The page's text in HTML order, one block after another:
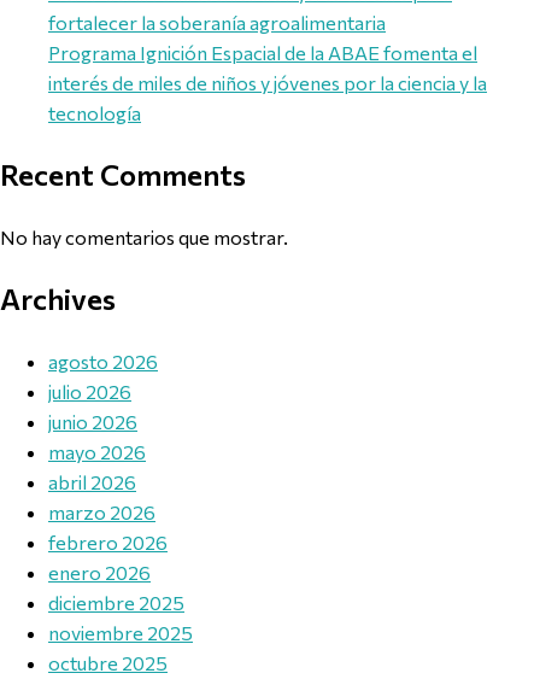
fortalecer la soberanía agroalimentaria
Programa Ignición Espacial de la ABAE fomenta el
interés de miles de niños y jóvenes por la ciencia y la
tecnología
Recent Comments
No hay comentarios que mostrar.
Archives
agosto 2026
julio 2026
junio 2026
mayo 2026
abril 2026
marzo 2026
febrero 2026
enero 2026
diciembre 2025
noviembre 2025
octubre 2025